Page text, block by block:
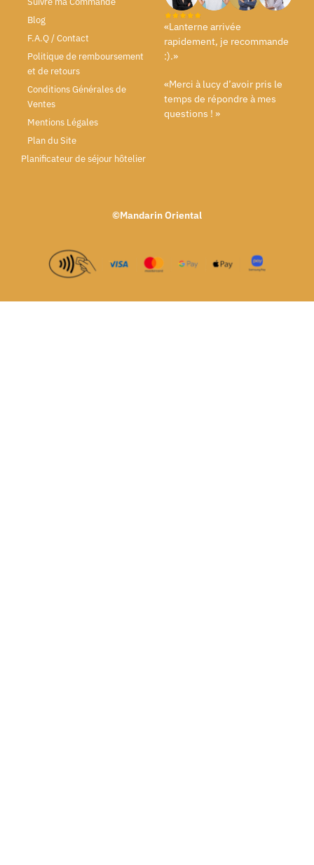
Blog
F.A.Q / Contact
Politique de remboursement
et de retours
Conditions Générales de
Ventes
Mentions Légales
Plan du Site
Planificateur de séjour hôtelier
«Lanterne arrivée
rapidement, je recommande
:).»
«Merci à lucy d’avoir pris le
temps de répondre à mes
questions ! »
©Mandarin Oriental